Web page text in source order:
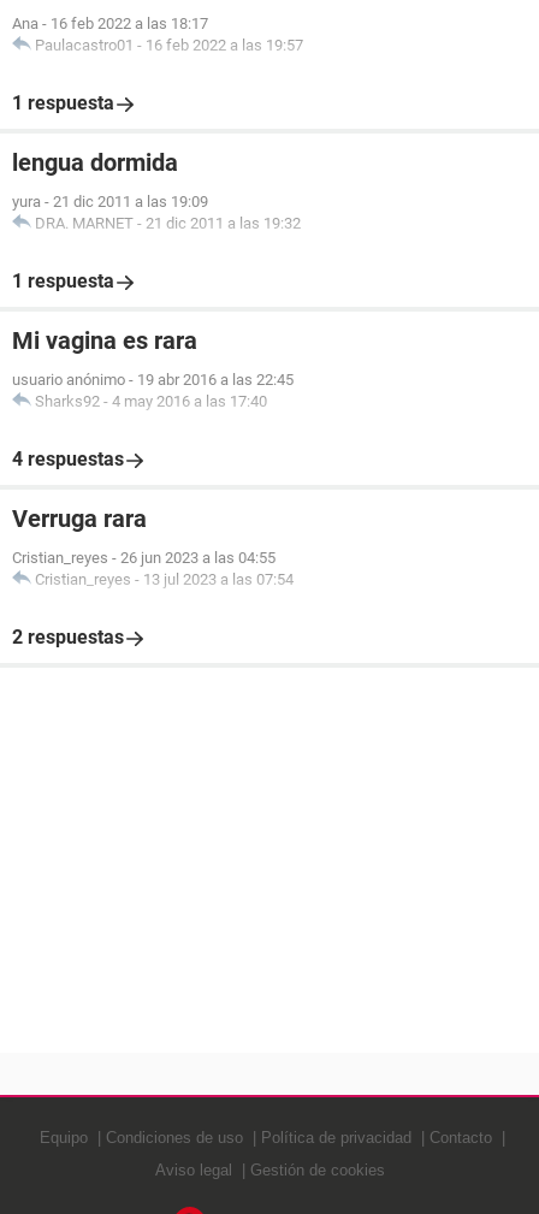
Ana - 16 feb 2022 a las 18:17
Paulacastro01 - 16 feb 2022 a las 19:57
1 respuesta
lengua dormida
yura - 21 dic 2011 a las 19:09
DRA. MARNET - 21 dic 2011 a las 19:32
1 respuesta
Mi vagina es rara
usuario anónimo - 19 abr 2016 a las 22:45
Sharks92 - 4 may 2016 a las 17:40
4 respuestas
Verruga rara
Cristian_reyes - 26 jun 2023 a las 04:55
Cristian_reyes - 13 jul 2023 a las 07:54
2 respuestas
Equipo Condiciones de uso Política de privacidad
Contacto
Aviso legal
Gestión de cookies